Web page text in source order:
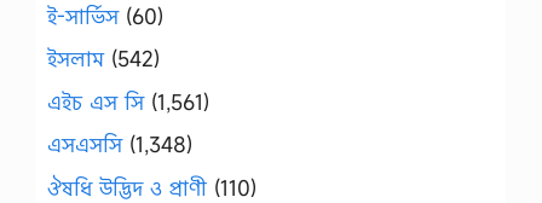
ই-সার্ভিস(60)
ইসলাম(542)
এইচ এস সি(1,561)
এসএসসি(1,348)
ঔষধি উদ্ভিদ ও প্রাণী (110)